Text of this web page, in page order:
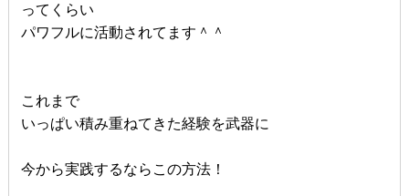
ってくらい
パワフルに活動されてます＾＾
これまで
いっぱい積み重ねてきた経験を武器に
今から実践するならこの方法！